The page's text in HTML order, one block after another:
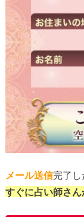
メール送信完了し
すぐに占い師さ